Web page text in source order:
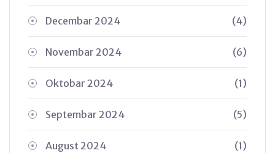
Decembar 2024 (4)
Novembar 2024 (6)
Oktobar 2024 (1)
Septembar 2024 (5)
August 2024 (1)